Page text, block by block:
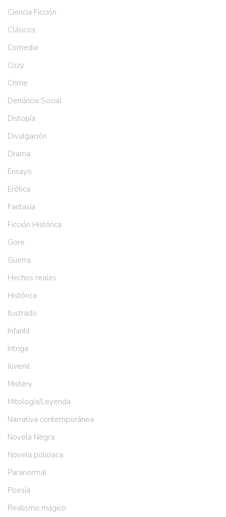
Ciencia Ficción
Clásicos
Comedia
Cozy
Crime
Denúncia Social
Distopía
Divulgación
Drama
Ensayo
Erótica
Fantasía
Ficción Histórica
Gore
Guerra
Hechos reales
Histórica
Ilustrado
Infantil
Intriga
Juvenil
Mistery
Mitología/Leyenda
Narrativa contemporánea
Novela Negra
Novela policiaca
Paranormal
Poesía
Realismo mágico